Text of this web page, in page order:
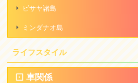
ビサヤ諸島
ミンダナオ島
ライフスタイル
車関係